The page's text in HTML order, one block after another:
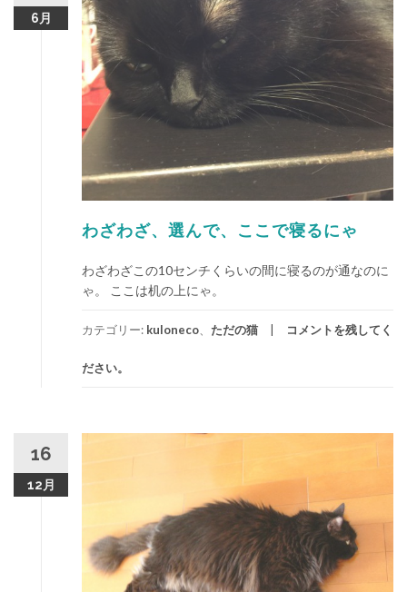
6月
わざわざ、選んで、ここで寝るにゃ
わざわざこの10センチくらいの間に寝るのが通なのに
ゃ。 ここは机の上にゃ。
カテゴリー: kuloneco ただの猫 コメントを残してく
ださい。
16
12月